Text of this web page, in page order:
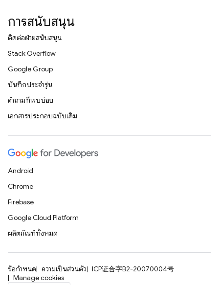
การสนับสนุน
ติดต่อฝ่ายสนับสนุน
Stack Overflow
Google Group
บันทึกประจำรุ่น
คำถามที่พบบ่อย
เอกสารประกอบฉบับเดิม
Android
Chrome
Firebase
Google Cloud Platform
ผลิตภัณฑ์ทั้งหมด
ข้อกำหนด ความเป็นส่วนตัว
ICP证合字B2-20070004号
Manage cookies